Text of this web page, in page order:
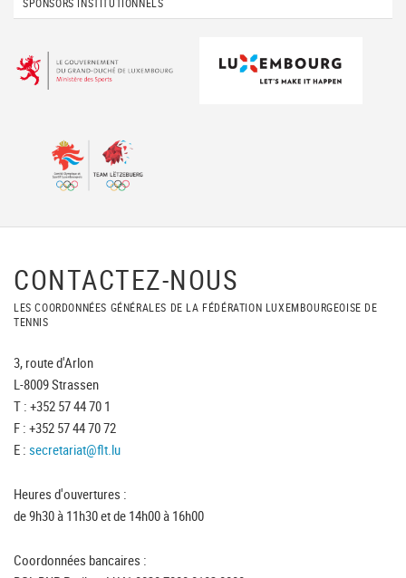
CONTACTEZ-NOUS
LES COORDONNÉES GÉNÉRALES DE LA FÉDÉRATION LUXEMBOURGEOISE DE
TENNIS
3, route d'Arlon
L-8009 Strassen
T : +352 57 44 70 1
F : +352 57 44 70 72
E : secretariat@flt.lu
Heures d'ouvertures :
de 9h30 à 11h30 et de 14h00 à 16h00
Coordonnées bancaires :